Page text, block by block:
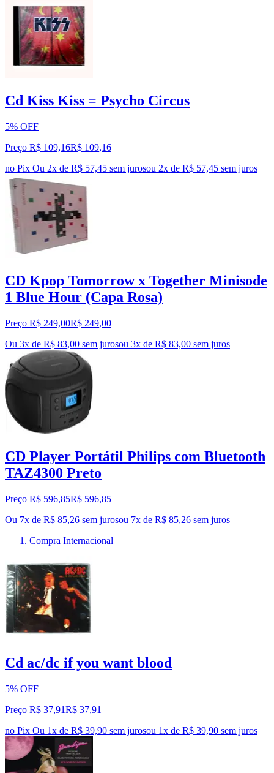
Cd Kiss Kiss = Psycho Circus
5% OFF
Preço R$ 109,16R$ 109,16
no Pix Ou 2x de R$ 57,45 sem jurosou 2x de R$ 57,45 sem juros
CD Kpop Tomorrow x Together Minisode
1 Blue Hour (Capa Rosa)
Preço R$ 249,00R$ 249,00
Ou 3x de R$ 83,00 sem jurosou 3x de R$ 83,00 sem juros
CD Player Portátil Philips com Bluetooth
TAZ4300 Preto
Preço R$ 596,85R$ 596,85
Ou 7x de R$ 85,26 sem jurosou 7x de R$ 85,26 sem juros
Compra Internacional
Cd ac/dc if you want blood
5% OFF
Preço R$ 37,91R$ 37,91
no Pix Ou 1x de R$ 39,90 sem jurosou 1x de R$ 39,90 sem juros